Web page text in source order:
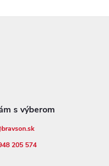
bravson.sk
205 574